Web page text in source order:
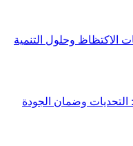
الاكتظاظ وحلول التنمية
التحديات وضمان الجودة